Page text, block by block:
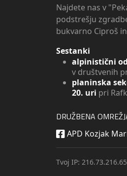
Najdete nas v
podstrešju
bukvarno Ciproš
Sestanki
alpinistični
v društvenih
planinska
20. uri pri
DRUŽBENA
APD Kozjak
Tvoj IP: 216.73.216.65